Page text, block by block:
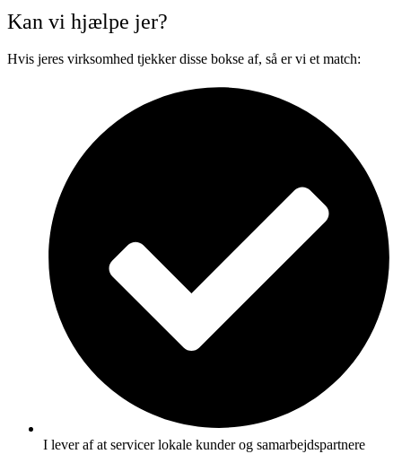
Kan vi hjælpe jer?
Hvis jeres virksomhed tjekker disse bokse af, så er vi et match:
I lever af at servicer lokale kunder og samarbejdspartnere